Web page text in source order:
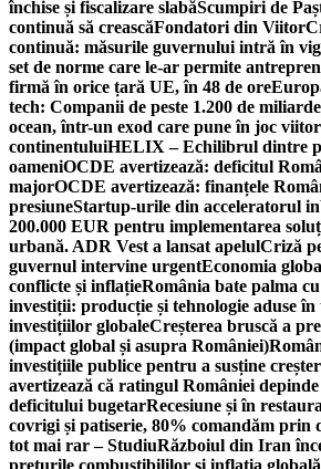
închise și fiscalizare slabăScumpiri de
continuă să creascăFondatori din Viitor
continuă: măsurile guvernului intră în
set de norme care le-ar permite
firmă în orice țară UE, în 48 de ore
tech: Companii de peste 1.200 de
ocean, într-un exod care pune în joc
continentuluiHELIX – Echilibrul dintre
oameniOCDE avertizează: deficitul
majorOCDE avertizează: finanțele
presiuneStartup-urile din acceleratorul
200.000 EUR pentru implementarea
urbană. ADR Vest a lansat apelulCriză
guvernul intervine urgentEconomia
conflicte și inflațieRomânia bate palma
investiții: producție și tehnologie aduse în
investițiilor globaleCreșterea bruscă a
(impact global și asupra României)
investițiile publice pentru a susține
avertizează că ratingul României
deficitului bugetarRecesiune și în
covrigi și patiserie, 80% comandăm prin
tot mai rar – StudiuRăzboiul din Iran